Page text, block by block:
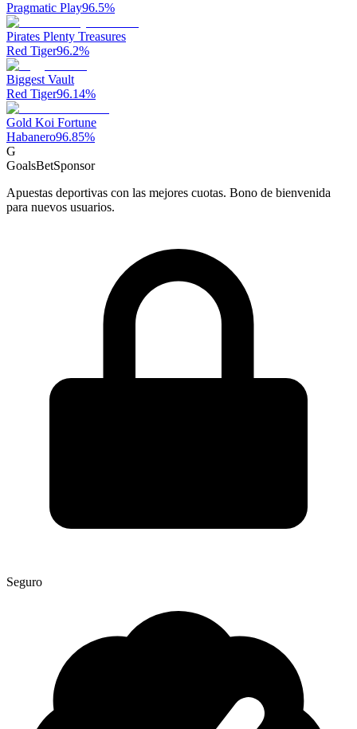
Pragmatic Play96.5%
Pirates Plenty Treasures
Red Tiger96.2%
Biggest Vault
Red Tiger96.14%
Gold Koi Fortune
Habanero96.85%
G
GoalsBetSponsor
Apuestas deportivas con las mejores cuotas. Bono de bienvenida
para nuevos usuarios.
Seguro